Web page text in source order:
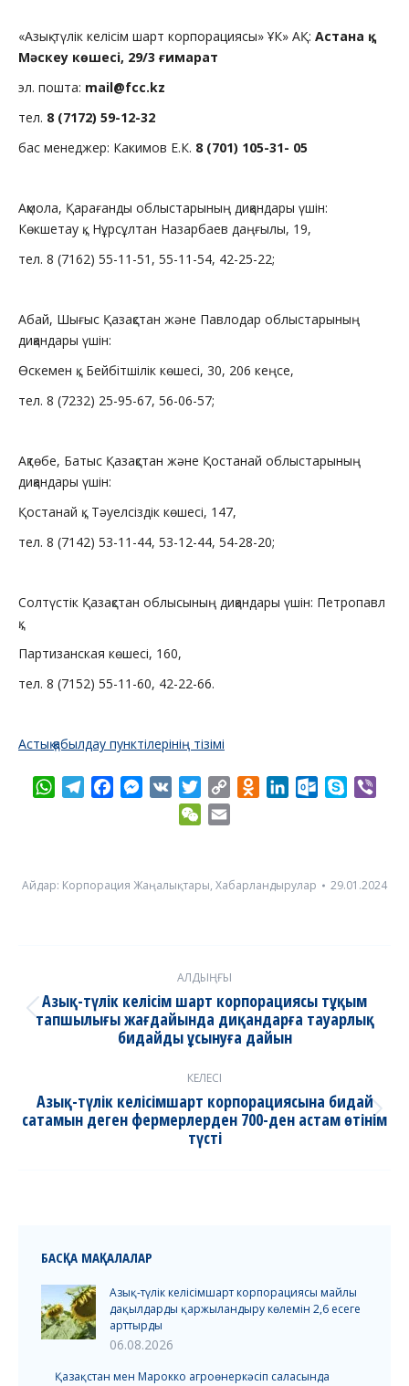
«Азық-түлік келісім шарт корпорациясы» ҰК» АҚ: Астана қ.,
Мәскеу көшесі, 29/3 ғимарат
эл. пошта: mail@fcc.kz
тел. 8 (7172) 59-12-32
бас менеджер: Какимов Е.К. 8 (701) 105-31- 05
Ақмола, Қарағанды облыстарының диқандары үшін:
Көкшетау қ., Нұрсұлтан Назарбаев даңғылы, 19,
тел. 8 (7162) 55-11-51, 55-11-54, 42-25-22;
Абай, Шығыс Қазақстан және Павлодар облыстарының
диқандары үшін:
Өскемен қ., Бейбітшілік көшесі, 30, 206 кеңсе,
тел. 8 (7232) 25-95-67, 56-06-57;
Ақтөбе, Батыс Қазақстан және Қостанай облыстарының
диқандары үшін:
Қостанай қ., Тәуелсіздік көшесі, 147,
тел. 8 (7142) 53-11-44, 53-12-44, 54-28-20;
Солтүстік Қазақстан облысының диқандары үшін: Петропавл
қ.,
Партизанская көшесі, 160,
тел. 8 (7152) 55-11-60, 42-22-66.
Астық қабылдау пунктілерінің тізімі
WhatsApp
TelegramFacebookMessenger
VK Twitter
Copy
Odnoklassniki
LinkedInOutlook.com
Skype
WeChat
Айдар: Корпорация Жаңалықтары, Хабарландырулар 29.01.2024
navigation
АЛДЫҢҒЫ
Previous
post:
Азық-түлік келісім шарт корпорациясы тұқым
тапшылығы жағдайында диқандарға тауарлық
бидайды ұсынуға дайын
КЕЛЕСІ
Next
post:
Азық-түлік келісімшарт корпорациясына бидай
сатамын деген фермерлерден 700-ден астам өтінім
түсті
БАСҚА МАҚАЛАЛАР
Азық-түлік келісімшарт корпорациясы майлы
дақылдарды қаржыландыру көлемін 2,6 есеге
арттырды
06.08.2026
Қазақстан мен Марокко агроөнеркәсіп саласында